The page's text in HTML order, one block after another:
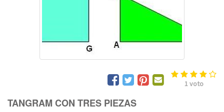
1voto
TANGRAM CON TRES PIEZAS